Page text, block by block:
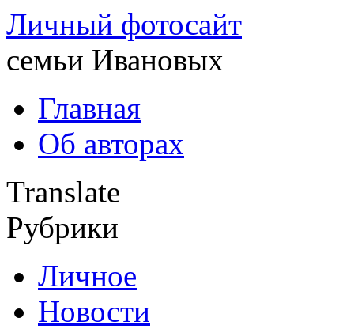
Личный фотосайт
семьи Ивановых
Главная
Об авторах
Translate
Рубрики
Личное
Новости